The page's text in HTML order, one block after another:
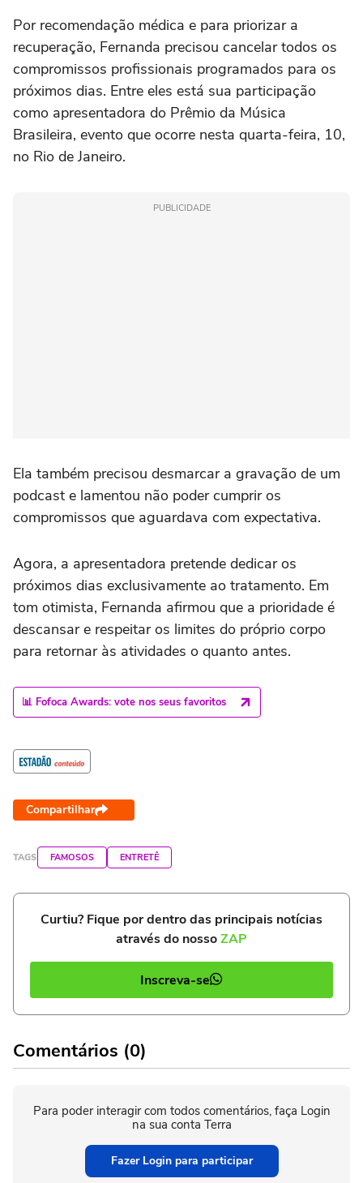
Por recomendação médica e para priorizar a
recuperação, Fernanda precisou cancelar todos os
compromissos profissionais programados para os
próximos dias. Entre eles está sua participação
como apresentadora do Prêmio da Música
Brasileira, evento que ocorre nesta quarta-feira, 10,
no Rio de Janeiro.
PUBLICIDADE
Ela também precisou desmarcar a gravação de um
podcast e lamentou não poder cumprir os
compromissos que aguardava com expectativa.
Agora, a apresentadora pretende dedicar os
próximos dias exclusivamente ao tratamento. Em
tom otimista, Fernanda afirmou que a prioridade é
descansar e respeitar os limites do próprio corpo
para retornar às atividades o quanto antes.
📊 Fofoca Awards: vote nos seus favoritos
Compartilhar
TAGS FAMOSOS ENTRETÊ
Curtiu? Fique por dentro das principais notícias
através do nossoZAP
Inscreva-se
Comentários (0)
Para poder interagir com todos comentários, faça Login
na sua conta Terra
Fazer Login para participar